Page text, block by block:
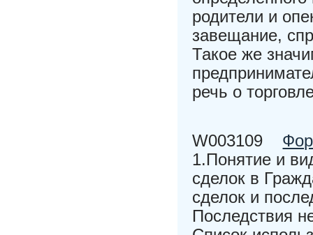
родители и
завещание,
Такое же
речь о
W003109
1.Понятие и
сделок в
сделок и
Последствия